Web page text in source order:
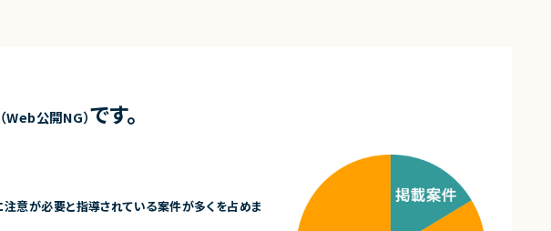
（Web公開NG）です。
意が必要と指導されている案件が多くを占めま